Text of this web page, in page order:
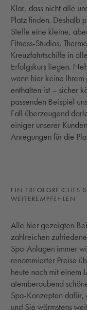
Klar, dass nicht alle
Platz finden. Deshalb
Stelle eine kleine,
Fitness-Studios,
Kreuzfahrtschiffe in
Erfolgskurs liegen.
wenn hier keine
enthalten ist – sicher
passenden Beispiel
Fall überzeugend
einiger unserer
Anregungen für die
EIN ERFOLGREICHES
WEITEREMPFEHLEN
Alle hier gezeigten
zahlreichen
Spa-Anlagen immer
renommierter Preise
heute noch mit einem
atemberaubend
Spa-Konzepten dafür,
und Sie wärmstens